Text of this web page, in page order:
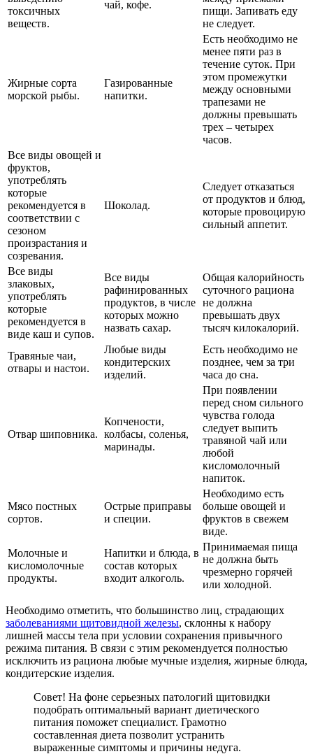
токсичных
веществ.
чай, кофе.
пищи. Запивать еду
не следует.
Жирные сорта
морской рыбы.
Газированные
напитки.
Есть необходимо не
менее пяти раз в
течение суток. При
этом промежутки
между основными
трапезами не
должны превышать
трех – четырех
часов.
Все виды овощей и
фруктов,
употреблять
которые
рекомендуется в
соответствии с
сезоном
произрастания и
созревания.
Шоколад.
Следует отказаться
от продуктов и блюд,
которые провоцирую
сильный аппетит.
Все виды
злаковых,
употреблять
которые
рекомендуется в
виде каш и супов.
Все виды
рафинированных
продуктов, в числе
которых можно
назвать сахар.
Общая калорийность
суточного рациона
не должна
превышать двух
тысяч килокалорий.
Травяные чаи,
отвары и настои.
Любые виды
кондитерских
изделий.
Есть необходимо не
позднее, чем за три
часа до сна.
Отвар шиповника.
Копчености,
колбасы, соленья,
маринады.
При появлении
перед сном сильного
чувства голода
следует выпить
травяной чай или
любой
кисломолочный
напиток.
Мясо постных
сортов.
Острые приправы
и специи.
Необходимо есть
больше овощей и
фруктов в свежем
виде.
Молочные и
кисломолочные
продукты.
Напитки и блюда, в
состав которых
входит алкоголь.
Принимаемая пища
не должна быть
чрезмерно горячей
или холодной.
Необходимо отметить, что большинство лиц, страдающих
заболеваниями щитовидной железы, склонны к набору
лишней массы тела при условии сохранения привычного
режима питания. В связи с этим рекомендуется полностью
исключить из рациона любые мучные изделия, жирные блюда,
кондитерские изделия.
Совет! На фоне серьезных патологий щитовидки
подобрать оптимальный вариант диетического
питания поможет специалист. Грамотно
составленная диета позволит устранить
выраженные симптомы и причины недуга.